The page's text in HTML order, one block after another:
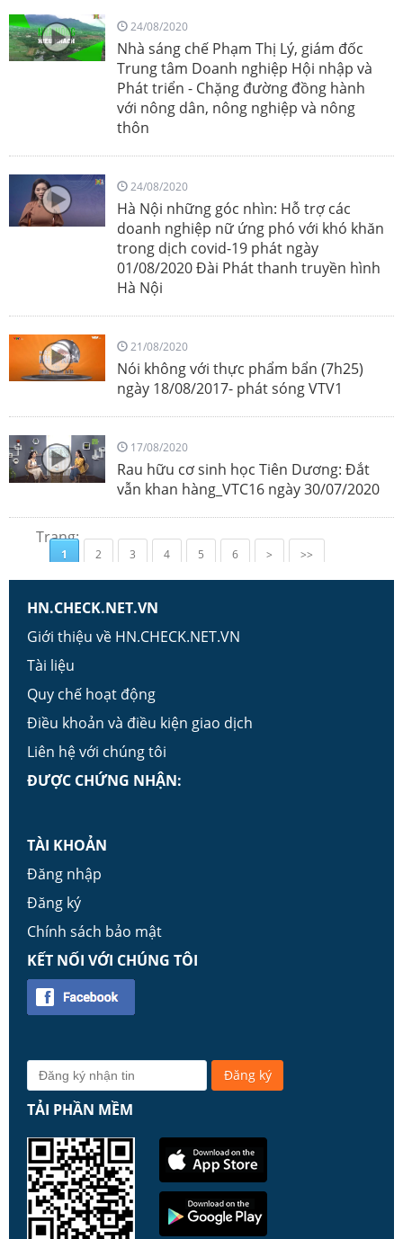
24/08/2020
Nhà sáng chế Phạm Thị Lý, giám đốc
Trung tâm Doanh nghiệp Hội nhập và
Phát triển - Chặng đường đồng hành
với nông dân, nông nghiệp và nông
thôn
24/08/2020
Hà Nội những góc nhìn: Hỗ trợ các
doanh nghiệp nữ ứng phó với khó khăn
trong dịch covid-19 phát ngày
01/08/2020 Đài Phát thanh truyền hình
Hà Nội
21/08/2020
Nói không với thực phẩm bẩn (7h25)
ngày 18/08/2017- phát sóng VTV1
17/08/2020
Rau hữu cơ sinh học Tiên Dương: Đắt
vẫn khan hàng_VTC16 ngày 30/07/2020
Trang:
1 2 3 4 5 6 > >>
HN.CHECK.NET.VN
Giới thiệu về HN.CHECK.NET.VN
Tài liệu
Quy chế hoạt động
Điều khoản và điều kiện giao dịch
Liên hệ với chúng tôi
ĐƯỢC CHỨNG NHẬN:
TÀI KHOẢN
Đăng nhập
Đăng ký
Chính sách bảo mật
KẾT NỐI VỚI CHÚNG TÔI
TẢI PHẦN MỀM